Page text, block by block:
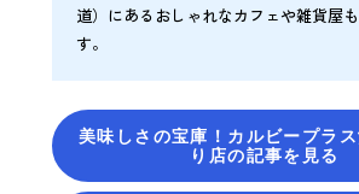
道）にあるおしゃれなカフェや雑貨屋
す。
美味しさの宝庫！カルビープラ
り店の記事を見る